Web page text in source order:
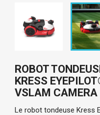
ROBOT
KRESS
VSLAM CAMERA
Le robot tondeuse Kress